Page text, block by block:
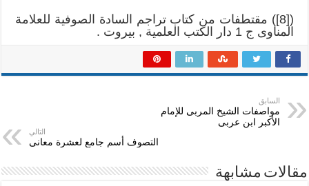
([8]) مقتطفات من كتاب تراجم السادة الصوفية للعلامة
المناوى ج 1 دار الكتب العلمية , بيروت .
السابق
مواصفات الشيخ المربى للإمام
الأكبر ابن عربى
التالي
التصوف أسم جامع لعشرة معانى
مقالات مشابهة